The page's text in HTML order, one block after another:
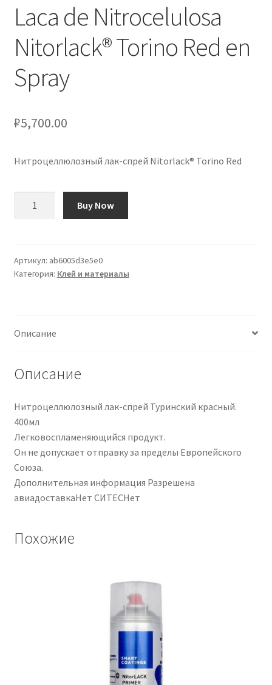
Laca de Nitrocelulosa
Nitorlack® Torino Red en
Spray
₽5,700.00
Нитроцеллюлозный лак-спрей Nitorlack® Torino Red
Nitrocelulosa
Nitorlack®
Spray
Buy Now
Артикул: ab6005d3e5e0
Категория: Клей и материалы
Описание
Описание
Нитроцеллюлозный лак-спрей Туринский красный.
400мл
Легковоспламеняющийся продукт.
Он не допускает отправку за пределы Европейского
Союза.
Дополнительная информация Разрешена
авиадоставкаНет СИТЕСНет
Похожие